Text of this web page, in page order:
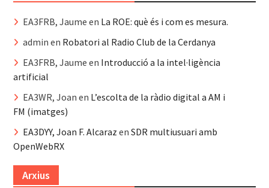
EA3FRB, Jaume en La ROE: què és i com es mesura.
admin en Robatori al Radio Club de la Cerdanya
EA3FRB, Jaume en Introducció a la intel·ligència
artificial
EA3WR, Joan en L’escolta de la ràdio digital a AM i
FM (imatges)
EA3DYY, Joan F. Alcaraz en SDR multiusuari amb
OpenWebRX
Arxius